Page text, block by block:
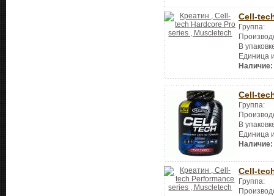
Cell-
Группа:
В
Единица
Наличие:
Cell-
Группа:
В
Единица
Наличие:
Cell-
Группа: